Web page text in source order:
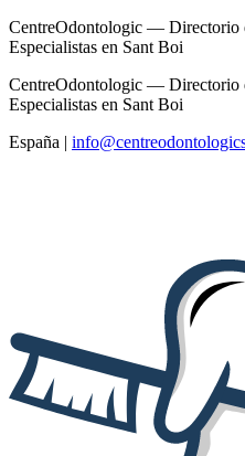
CentreOdontologic — Directorio
Especialistas en Sant Boi
CentreOdontologic — Directorio
Especialistas en Sant Boi
España |